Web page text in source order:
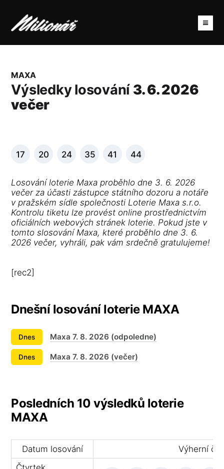
MAXA
Výsledky losování 3. 6. 2026
večer
17 20 24 35 41 44
Losování loterie Maxa proběhlo dne 3. 6. 2026
večer za účasti zástupce státního dozoru a notáře
v pražském sídle společnosti Loterie Maxa s.r.o.
Kontrolu tiketu lze provést online prostřednictvím
oficiálních webových stránek loterie. Pokud jste v
tomto slosování Maxa, které proběhlo dne 3. 6.
2026 večer, vyhráli, pak vám srdečně gratulujeme!
[rec2]
Dnešní losování loterie MAXA
Dnes Maxa 7. 8. 2026 (odpoledne)
Dnes Maxa 7. 8. 2026 (večer)
Posledních 10 výsledků loterie
MAXA
Datum losování
Výherní